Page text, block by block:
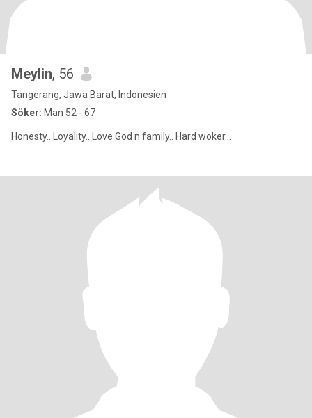
Meylin, 56
Tangerang, Jawa Barat, Indonesien
Söker: Man 52 - 67
Honesty.. Loyality.. Love God n family.. Hard woker...